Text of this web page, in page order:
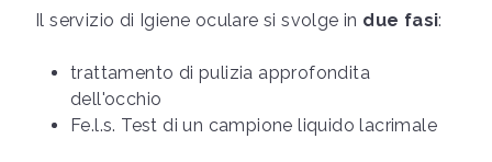
Il servizio di Igiene oculare si svolge in due fasi:
trattamento di pulizia approfondita
dell'occhio
Fe.l.s. Test di un campione liquido lacrimale